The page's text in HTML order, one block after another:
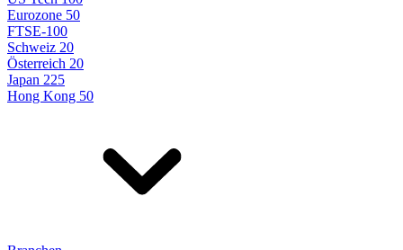
Eurozone 50
FTSE-100
Schweiz 20
Österreich 20
Japan 225
Hong Kong 50